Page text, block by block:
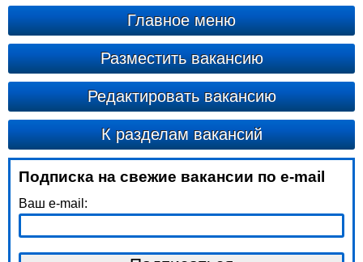
Главное меню
Разместить вакансию
Редактировать вакансию
К разделам вакансий
Подписка на свежие вакансии по e-mail
Ваш e-mail: